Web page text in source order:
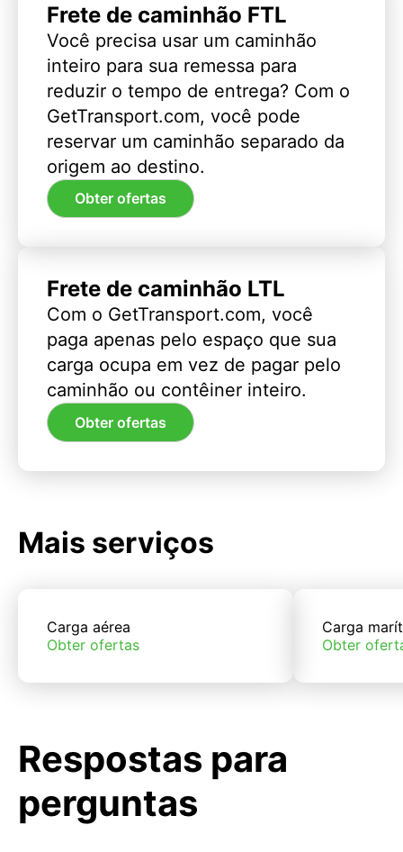
Frete de caminhão FTL
Você precisa usar um caminhão
inteiro para sua remessa para
reduzir o tempo de entrega? Com o
GetTransport.com, você pode
reservar um caminhão separado da
origem ao destino.
Obter ofertas
Frete de caminhão LTL
Com o GetTransport.com, você
paga apenas pelo espaço que sua
carga ocupa em vez de pagar pelo
caminhão ou contêiner inteiro.
Obter ofertas
Mais serviços
Carga aérea
Obter ofertas
Carga
Obter
Respostas para
perguntas